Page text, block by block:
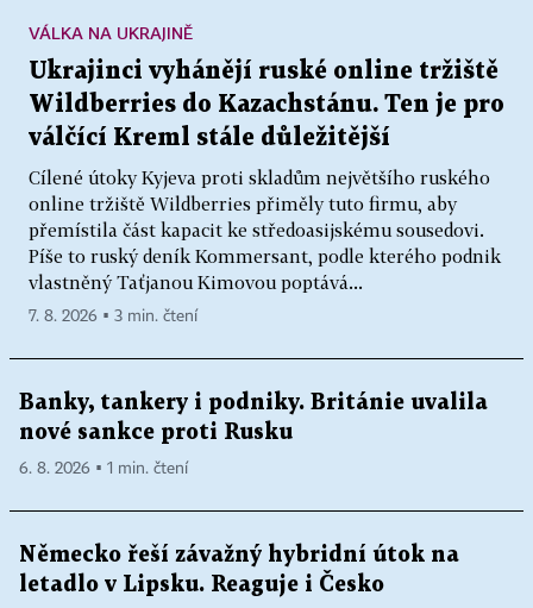
Ukrajinci vyhánějí ruské online tržiště
Wildberries do Kazachstánu. Ten je pro
válčící Kreml stále důležitější
Cílené útoky Kyjeva proti skladům největšího ruského
online tržiště Wildberries přiměly tuto firmu, aby
přemístila část kapacit ke středoasijskému sousedovi.
Píše to ruský deník Kommersant, podle kterého podnik
vlastněný Taťjanou Kimovou poptává...
VÁLKA NA UKRAJINĚ
7. 8. 2026 ▪ 3 min. čtení
Banky, tankery i podniky. Británie uvalila
nové sankce proti Rusku
6. 8. 2026 ▪ 1 min. čtení
Německo řeší závažný hybridní útok na
letadlo v Lipsku. Reaguje i Česko